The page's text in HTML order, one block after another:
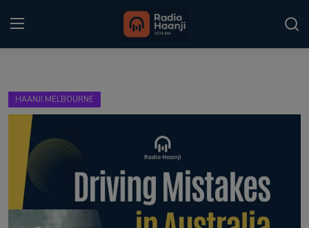
Home
Punjabi Podcast
Kitaab Kahani
Gallery
HAANJI MELBOURNE